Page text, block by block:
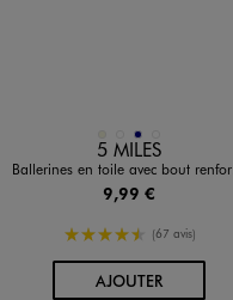
Disponible en 4 coloris
BLANC STANDARD
MARINE
5 MILES
Ballerines en toile avec bout renforcé femme - Follow Me
9,99 €
4.5/5 de moyenne
(67 avis)
AJOUTERAU PANIER